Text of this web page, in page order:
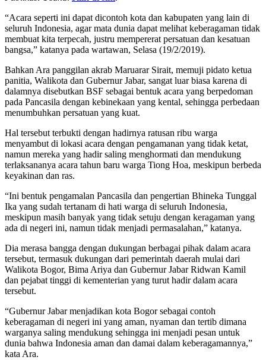
“Acara seperti ini dapat dicontoh kota dan kabupaten yang lain di
seluruh Indonesia, agar mata dunia dapat melihat keberagaman tidak
membuat kita terpecah, justru mempererat persatuan dan kesatuan
bangsa,” katanya pada wartawan, Selasa (19/2/2019).
Bahkan Ara panggilan akrab Maruarar Sirait, memuji pidato ketua
panitia, Walikota dan Gubernur Jabar, sangat luar biasa karena di
dalamnya disebutkan BSF sebagai bentuk acara yang berpedoman
pada Pancasila dengan kebinekaan yang kental, sehingga perbedaan
menumbuhkan persatuan yang kuat.
Hal tersebut terbukti dengan hadirnya ratusan ribu warga
menyambut di lokasi acara dengan pengamanan yang tidak ketat,
namun mereka yang hadir saling menghormati dan mendukung
terlaksananya acara tahun baru warga Tiong Hoa, meskipun berbeda
keyakinan dan ras.
“Ini bentuk pengamalan Pancasila dan pengertian Bhineka Tunggal
Ika yang sudah tertanam di hati warga di seluruh Indonesia,
meskipun masih banyak yang tidak setuju dengan keragaman yang
ada di negeri ini, namun tidak menjadi permasalahan,” katanya.
Dia merasa bangga dengan dukungan berbagai pihak dalam acara
tersebut, termasuk dukungan dari pemerintah daerah mulai dari
Walikota Bogor, Bima Ariya dan Gubernur Jabar Ridwan Kamil
dan pejabat tinggi di kementerian yang turut hadir dalam acara
tersebut.
“Gubernur Jabar menjadikan kota Bogor sebagai contoh
keberagaman di negeri ini yang aman, nyaman dan tertib dimana
warganya saling mendukung sehingga ini menjadi pesan untuk
dunia bahwa Indonesia aman dan damai dalam keberagamannya,”
kata Ara.